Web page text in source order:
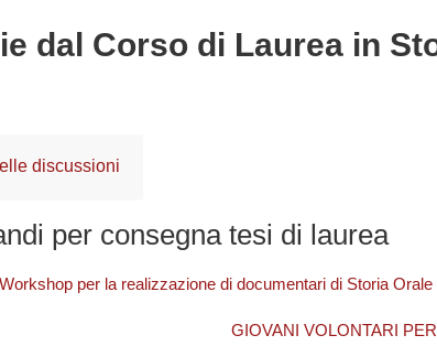
dal Corso di Laurea in
discussioni
per consegna tesi di laurea
per la realizzazione di documentari di Storia Orale
GIOVANI VOLONTARI